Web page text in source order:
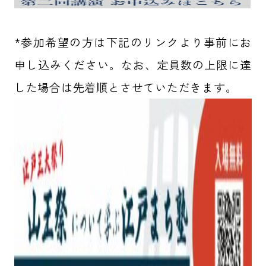
*参加希望の方は下記のリンクより事前にお
申し込みください。なお、定員数の上限に達
した場合は先着順とさせていただきます。